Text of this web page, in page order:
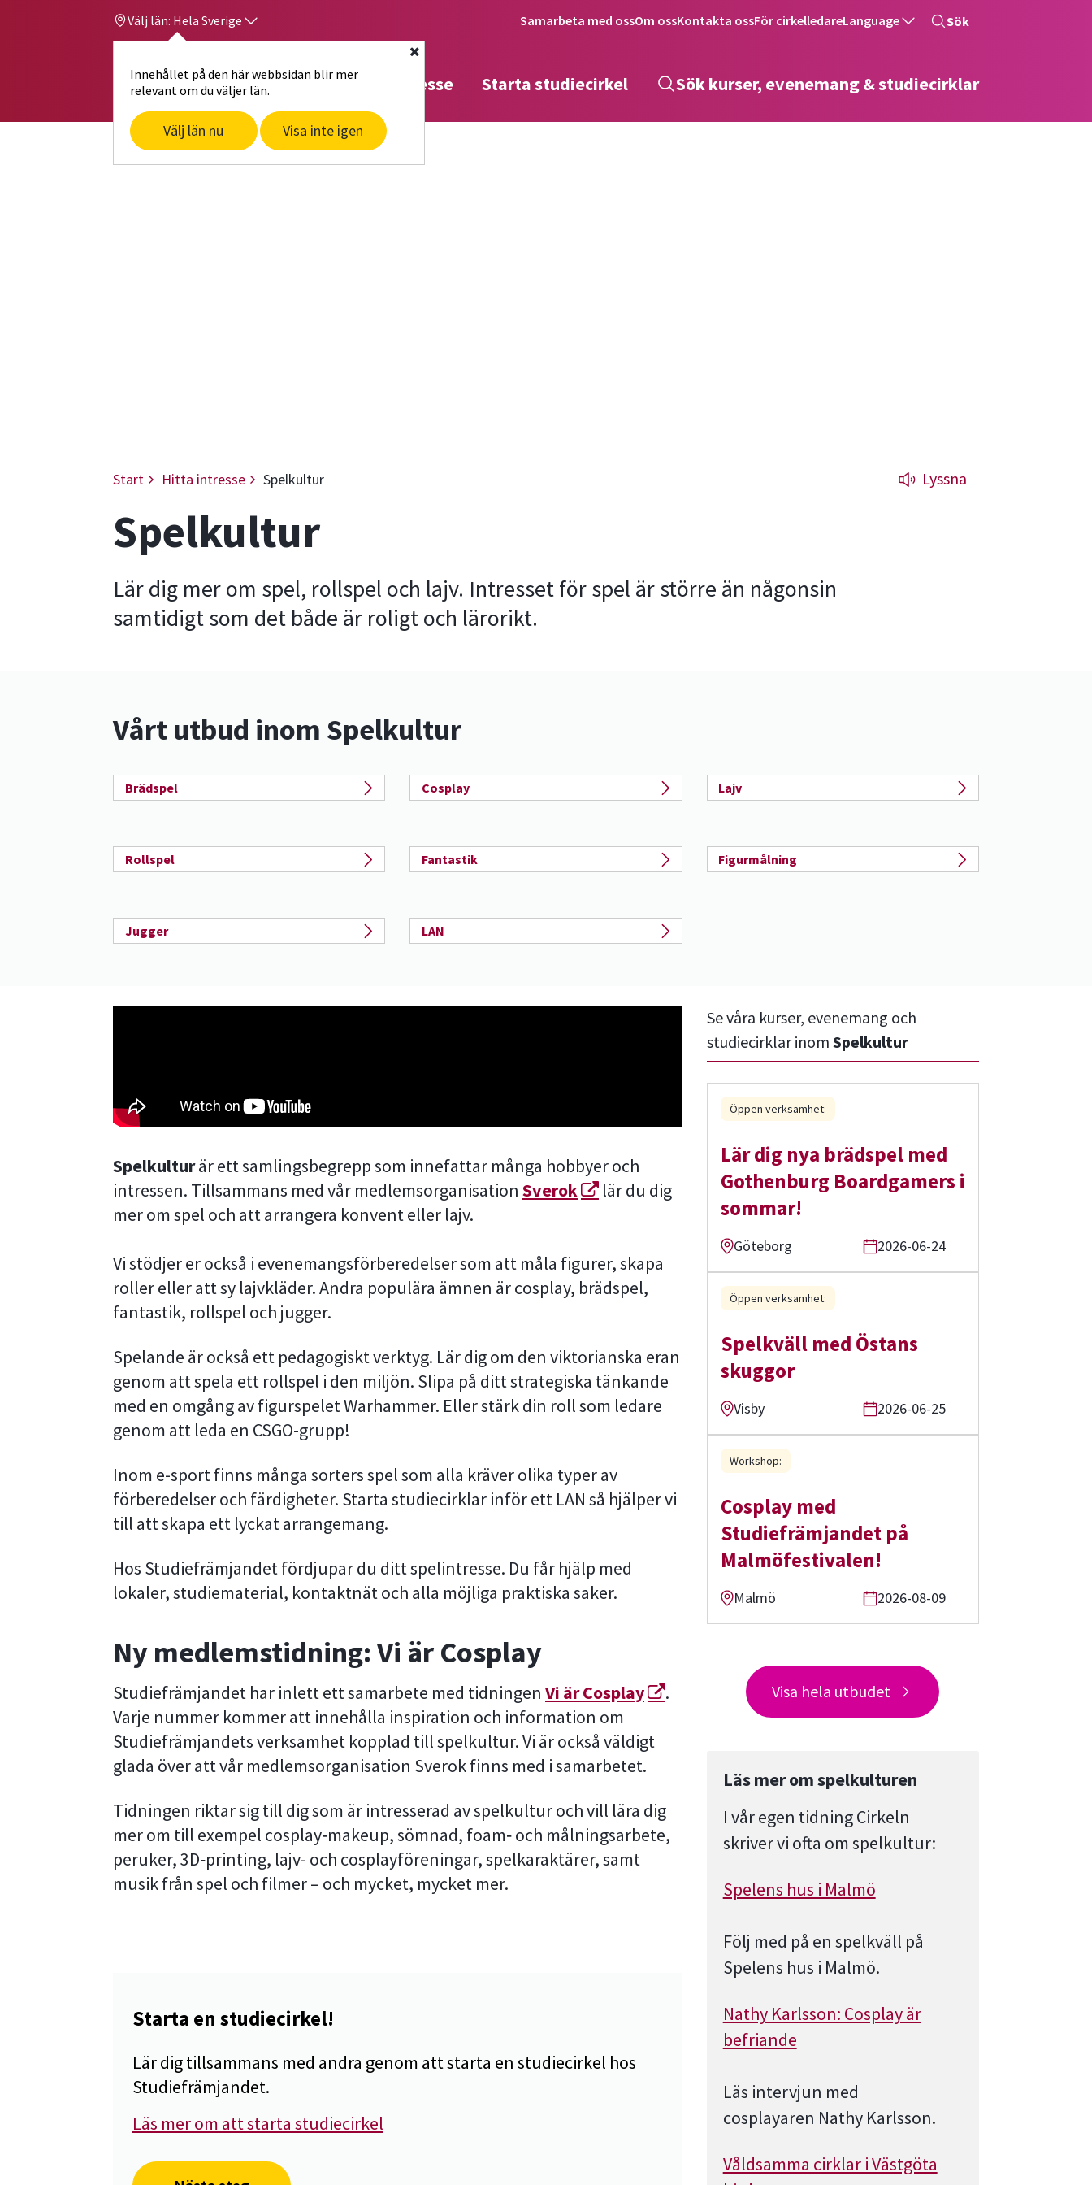
Välj län: Hela Sverige
Innehållet på den här webbsidan blir mer
relevant om du väljer län.
Välj län nu Visa inte igen
Stäng
Samarbeta med ossOm ossKontakta ossFör cirkelledareLanguage Sök
Gå till studiefrämjandets startsidaHitta intresse Starta studiecirkel Sök kurser, evenemang & studiecirklar
Start Hitta intresse Spelkultur Lyssna
Spelkultur
Lär dig mer om spel, rollspel och lajv. Intresset för spel är större än någonsin
samtidigt som det både är roligt och lärorikt.
Vårt utbud inom Spelkultur
Brädspel Cosplay Lajv
Rollspel Fantastik Figurmålning
Jugger LAN
Spelkulturär ett samlingsbegrepp som innefattar många hobbyer och
intressen. Tillsammans med vår medlemsorganisation Sverok
lär du dig
mer om spel och att arrangera konvent eller lajv.
Vi stödjer er också i evenemangsförberedelser som att måla figurer, skapa
roller eller att sy lajvkläder. Andra populära ämnen är cosplay, brädspel,
fantastik, rollspel och jugger.
Spelande är också ett pedagogiskt verktyg. Lär dig om den viktorianska eran
genom att spela ett rollspel i den miljön. Slipa på ditt strategiska tänkande
med en omgång av figurspelet Warhammer. Eller stärk din roll som ledare
genom att leda en CSGO-grupp!
Inom e-sport finns många sorters spel som alla kräver olika typer av
förberedelser och färdigheter. Starta studiecirklar inför ett LAN så hjälper vi
till att skapa ett lyckat arrangemang.
Hos Studiefrämjandet fördjupar du ditt spelintresse. Du får hjälp med
lokaler, studiematerial, kontaktnät och alla möjliga praktiska saker.
Ny medlemstidning: Vi är Cosplay
Studiefrämjandet har inlett ett samarbete med tidningen Vi är Cosplay
.
Varje nummer kommer att innehålla inspiration och information om
Studiefrämjandets verksamhet kopplad till spelkultur. Vi är också väldigt
glada över att vår medlemsorganisation Sverok finns med i samarbetet.
Tidningen riktar sig till dig som är intresserad av spelkultur och vill lära dig
mer om till exempel cosplay‑makeup, sömnad, foam‑ och målningsarbete,
peruker, 3D‑printing, lajv- och cosplayföreningar, spelkaraktärer, samt
musik från spel och filmer – och mycket, mycket mer.
Starta en studiecirkel!
Lär dig tillsammans med andra genom att starta en studiecirkel hos
Studiefrämjandet.
Läs mer om att starta studiecirkel
Se våra kurser, evenemang och
studiecirklar inom Spelkultur
Öppen verksamhet:
Lär dig nya brädspel med
Gothenburg Boardgamers i
sommar!
Göteborg 2026-06-24
Öppen verksamhet:
Spelkväll med Östans
skuggor
Visby 2026-06-25
Workshop:
Cosplay med
Studiefrämjandet på
Malmöfestivalen!
Malmö 2026-08-09
Visa hela utbudet
Läs mer om spelkulturen
I vår egen tidning Cirkeln
skriver vi ofta om spelkultur:
Spelens hus i Malmö
Följ med på en spelkväll på
Spelens hus i Malmö.
Nathy Karlsson: Cosplay är
befriande
Läs intervjun med
cosplayaren Nathy Karlsson.
Våldsamma cirklar i Västgöta